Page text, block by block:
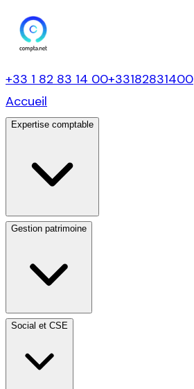
+33 1 82 83 14 00+33182831400
Accueil
Expertise comptable
Gestion patrimoine
Social et CSE